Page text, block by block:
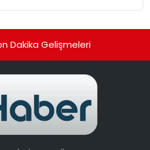
Dakika Gelişmeleri